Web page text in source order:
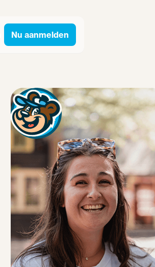
Nu aanmelden